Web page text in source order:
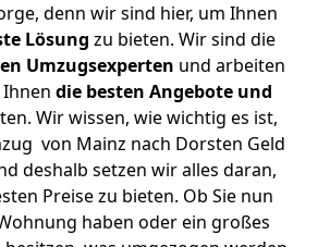
denn wir sind hier, um Ihnen
Lösung zu bieten. Wir sind die
Umzugsexperten und arbeiten
die besten Angebote und
Wir wissen, wie wichtig es ist,
von Mainz nach Dorsten Geld
deshalb setzen wir alles daran,
Preise zu bieten. Ob Sie nun
haben oder ein großes